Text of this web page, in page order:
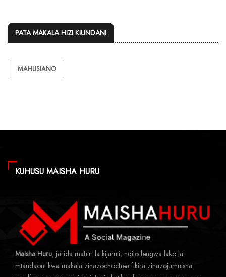
PATA MAKALA HIZI KIUNDANI
MAHUSIANO
KUHUSU MAISHA HURU
Maisha Huru, jarida mahiri la kijamii, ndilo lengwa lako la
mtandaoni kwa makala zinazochochea fikira zinazojumuisha